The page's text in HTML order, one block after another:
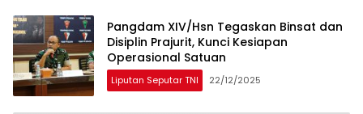
Pangdam XIV/Hsn Tegaskan Binsat dan
Disiplin Prajurit, Kunci Kesiapan
Operasional Satuan
Liputan Seputar TNI 22/12/2025